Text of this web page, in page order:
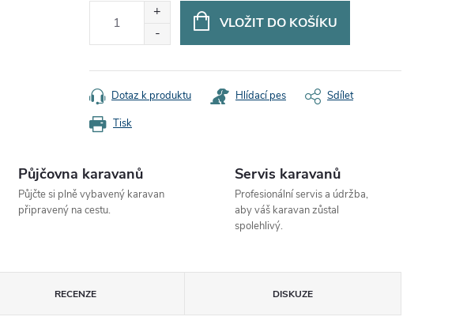
VLOŽIT DO KOŠÍKU
Tisk
Dotaz k produktu Hlídací pes Sdílet
Půjčovna karavanů
Půjčte si plně vybavený karavan
připravený na cestu.
Servis karavanů
Profesionální servis a údržba,
aby váš karavan zůstal
spolehlivý.
RECENZE DISKUZE